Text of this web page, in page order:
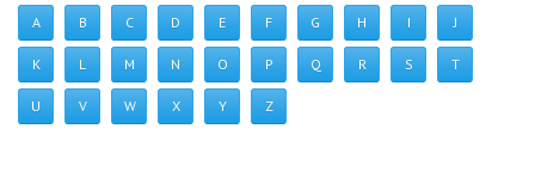
A B C D E F G H I J
K L M N O P Q R S T
U V W X Y Z